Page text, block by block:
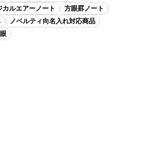
カルエアーノート
方眼罫ノート
ノベルティ向名入れ対応商品